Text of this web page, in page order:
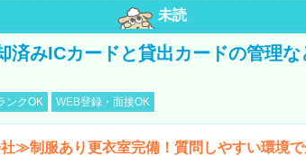
未読
済みICカードと貸出カードの管理
ンクOK WEB登録・面接OK
≫制服あり更衣室完備！質問しやすい環境で